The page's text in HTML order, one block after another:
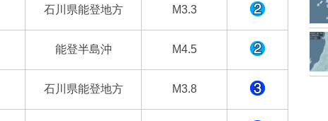
石川県能登地方 M3.3
能登半島沖 M4.5
石川県能登地方 M3.8